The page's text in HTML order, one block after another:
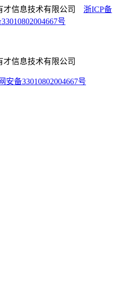
才信息技术有限公司 浙ICP备
号
才信息技术有限公司
安备33010802004667号